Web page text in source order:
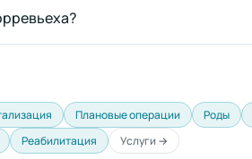
Плановые операции Роды
Реабилитация Услуги →